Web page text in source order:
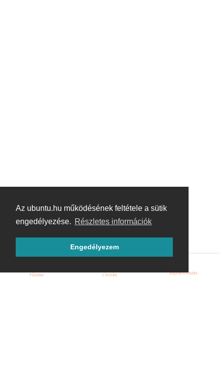
Az ubuntu.hu működésének feltétele a sütik
engedélyezése. Részletes információk
Engedélyezem
Főoldal Címkék Bejelentkezés